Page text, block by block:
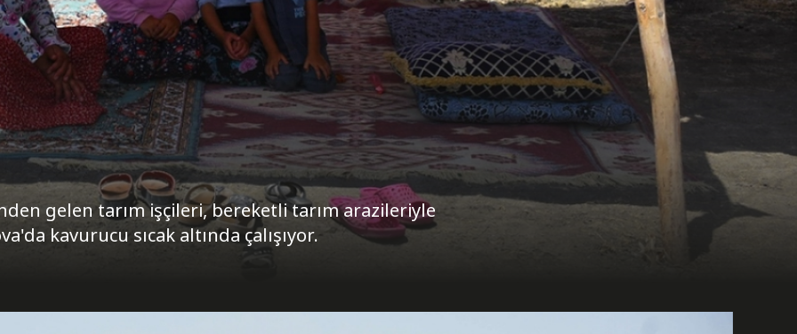
gelen tarım işçileri, bereketli tarım arazileriyle
kavurucu sıcak altında çalışıyor.